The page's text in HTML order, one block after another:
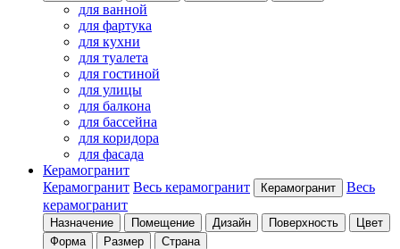
для ванной
для фартука
для кухни
для туалета
для гостиной
для улицы
для балкона
для бассейна
для коридора
для фасада
Керамогранит
Керамогранит Весь керамогранит Керамогранит
Весь
керамогранит
Назначение Помещение Дизайн Поверхность
Цвет
Форма
Размер Страна